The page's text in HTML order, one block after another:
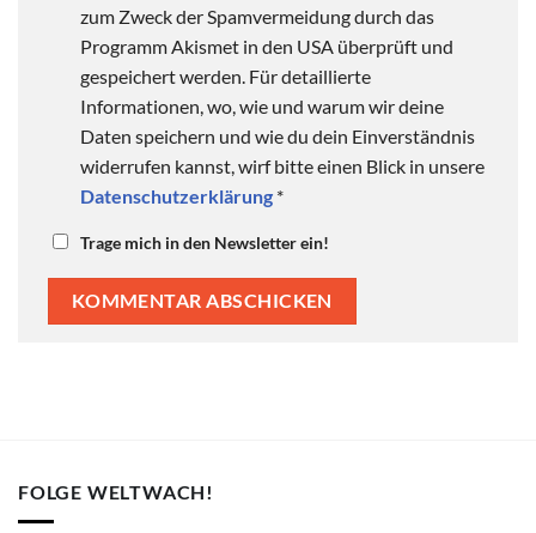
zum Zweck der Spamvermeidung durch das
Programm Akismet in den USA überprüft und
gespeichert werden. Für detaillierte
Informationen, wo, wie und warum wir deine
Daten speichern und wie du dein Einverständnis
widerrufen kannst, wirf bitte einen Blick in unsere
Datenschutzerklärung *
Trage mich in den Newsletter ein!
FOLGE WELTWACH!